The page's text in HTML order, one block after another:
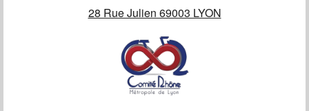
28 Rue Julien 69003 LYON